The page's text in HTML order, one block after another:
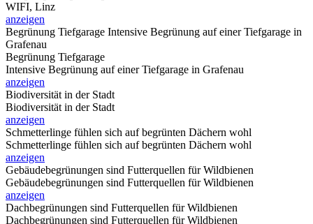
WIFI, Linz
anzeigen
Begrünung Tiefgarage Intensive Begrünung auf einer Tiefgarage in
Grafenau
Begrünung Tiefgarage
Intensive Begrünung auf einer Tiefgarage in Grafenau
anzeigen
Biodiversität in der Stadt
Biodiversität in der Stadt
anzeigen
Schmetterlinge fühlen sich auf begrünten Dächern wohl
Schmetterlinge fühlen sich auf begrünten Dächern wohl
anzeigen
Gebäudebegrünungen sind Futterquellen für Wildbienen
Gebäudebegrünungen sind Futterquellen für Wildbienen
anzeigen
Dachbegrünungen sind Futterquellen für Wildbienen
Dachbegrünungen sind Futterquellen für Wildbienen